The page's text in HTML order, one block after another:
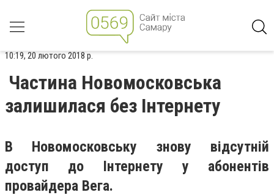
10:19, 20 лютого 2018 р.
Частина Новомосковська
залишилася без Інтернету
В Новомосковську знову відсутній
доступ до Інтернету у абонентів
провайдера Вега.